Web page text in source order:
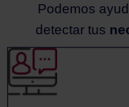
Podemos
detectar tus